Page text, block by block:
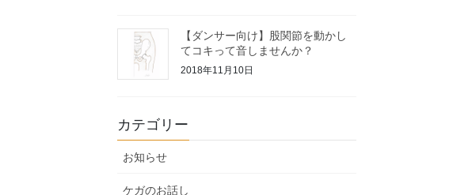
【ダンサー向け】股関節を動かし
てコキって音しませんか？
2018年11月10日
カテゴリー
お知らせ
ケガのお話し